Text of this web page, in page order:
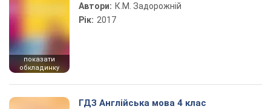
показати
обкладинку
Автори: К.М. Задорожній
Рік: 2017
ГДЗ Англійська мова 4 клас